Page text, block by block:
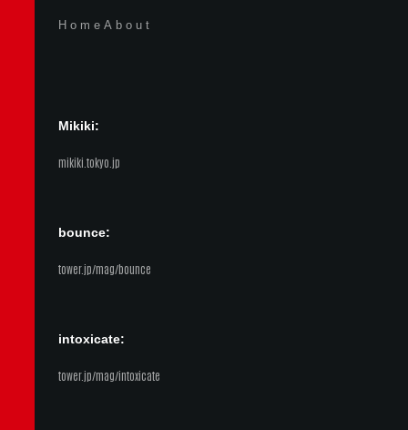
Home About
Mikiki:
mikiki.tokyo.jp
bounce:
tower.jp/mag/bounce
intoxicate:
tower.jp/mag/intoxicate